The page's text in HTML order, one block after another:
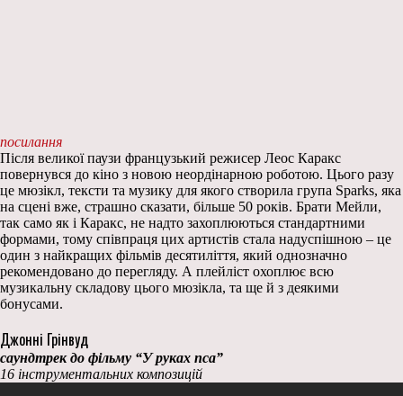
посилання
Після великої паузи французький режисер Леос Каракс
повернувся до кіно з новою неордінарною роботою. Цього разу
це мюзікл, тексти та музику для якого створила група Sparks, яка
на сцені вже, страшно сказати, більше 50 років. Брати Мейли,
так само як і Каракс, не надто захоплюються стандартними
формами, тому співпраця цих артистів стала надуспішною – це
один з найкращих фільмів десятиліття, який однозначно
рекомендовано до перегляду. А плейліст охоплює всю
музикальну складову цього мюзікла, та ще й з деякими
бонусами.
Джонні Грінвуд
саундтрек до фільму “У руках пса”
16 інструментальних композицій